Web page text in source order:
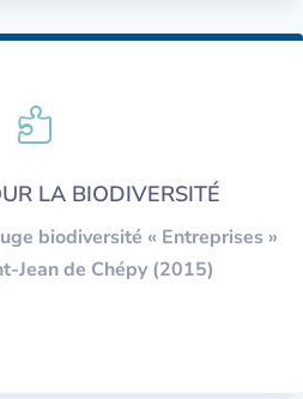

LA BIODIVERSITÉ
biodiversité « Entreprises »
Jean de Chépy (2015)